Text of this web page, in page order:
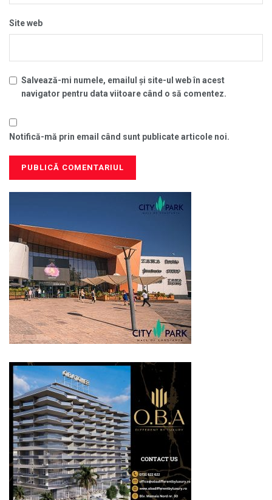
Site web
Salvează-mi numele, emailul și site-ul web în acest
navigator pentru data viitoare când o să comentez.
Notifică-mă prin email când sunt publicate articole noi.